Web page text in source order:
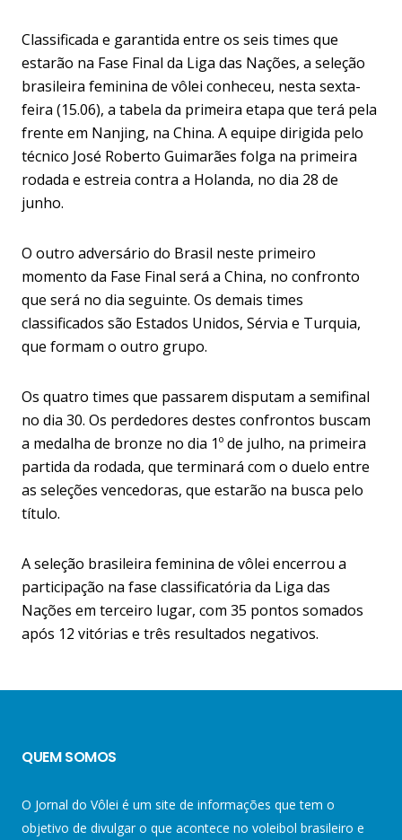
Classificada e garantida entre os seis times que
estarão na Fase Final da Liga das Nações, a seleção
brasileira feminina de vôlei conheceu, nesta sexta-
feira (15.06), a tabela da primeira etapa que terá pela
frente em Nanjing, na China. A equipe dirigida pelo
técnico José Roberto Guimarães folga na primeira
rodada e estreia contra a Holanda, no dia 28 de
junho.
O outro adversário do Brasil neste primeiro
momento da Fase Final será a China, no confronto
que será no dia seguinte. Os demais times
classificados são Estados Unidos, Sérvia e Turquia,
que formam o outro grupo.
Os quatro times que passarem disputam a semifinal
no dia 30. Os perdedores destes confrontos buscam
a medalha de bronze no dia 1º de julho, na primeira
partida da rodada, que terminará com o duelo entre
as seleções vencedoras, que estarão na busca pelo
título.
A seleção brasileira feminina de vôlei encerrou a
participação na fase classificatória da Liga das
Nações em terceiro lugar, com 35 pontos somados
após 12 vitórias e três resultados negativos.
QUEM SOMOS
O Jornal do Vôlei é um site de informações que tem o
objetivo de divulgar o que acontece no voleibol brasileiro e